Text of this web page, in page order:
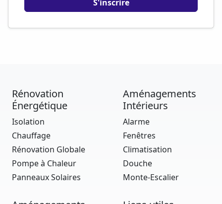
Rénovation
Énergétique
Isolation
Chauffage
Rénovation Globale
Pompe à Chaleur
Panneaux Solaires
Aménagements
Intérieurs
Alarme
Fenêtres
Climatisation
Douche
Monte-Escalier